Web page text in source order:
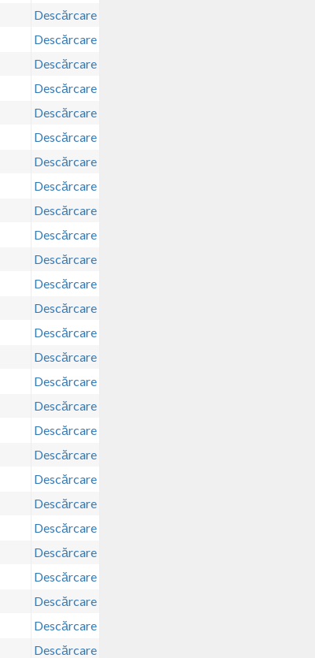
Descărcare
Descărcare
Descărcare
Descărcare
Descărcare
Descărcare
Descărcare
Descărcare
Descărcare
Descărcare
Descărcare
Descărcare
Descărcare
Descărcare
Descărcare
Descărcare
Descărcare
Descărcare
Descărcare
Descărcare
Descărcare
Descărcare
Descărcare
Descărcare
Descărcare
Descărcare
Descărcare